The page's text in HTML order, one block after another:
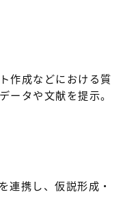
作成などにおける質
ータや文献を提示。
連携し、仮説形成・